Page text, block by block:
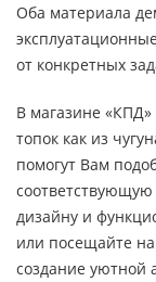
Оба материала
от конкретных
В магазине
топок как из
помогут Вам
дизайну и
или посещайте
создание